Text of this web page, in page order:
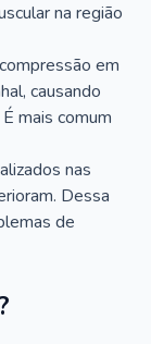
na região
em
causando
mais comum
nas
Dessa
de